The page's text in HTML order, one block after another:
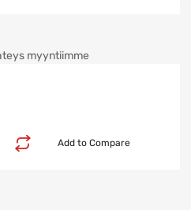
myyntiimme
Add to Compare